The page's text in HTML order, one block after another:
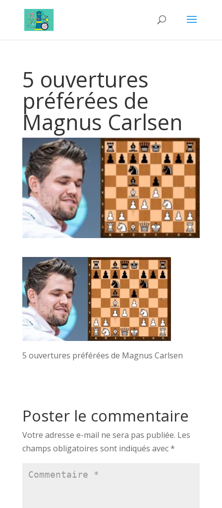
5 ouvertures
préférées de
Magnus Carlsen
5 ouvertures préférées de Magnus Carlsen
Poster le commentaire
Votre adresse e-mail ne sera pas publiée. Les
champs obligatoires sont indiqués avec*